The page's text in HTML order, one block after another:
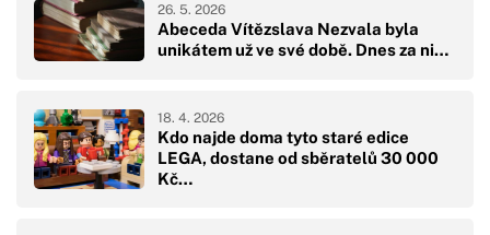
Abeceda Vítězslava Nezvala byla
unikátem už ve své době. Dnes za ni…
26. 5. 2026
Kdo najde doma tyto staré edice
LEGA, dostane od sběratelů 30 000
Kč…
18. 4. 2026